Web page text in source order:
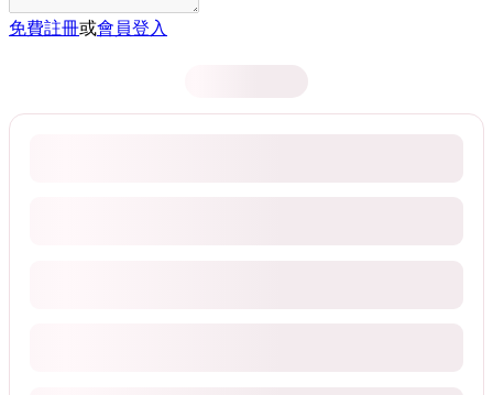
免費註冊或會員登入